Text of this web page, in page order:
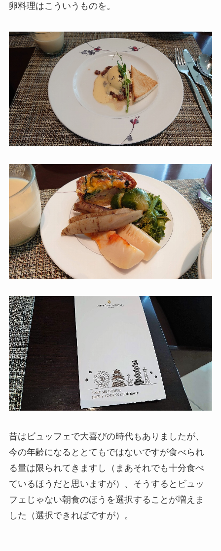
卵料理はこういうものを。
昔はビュッフェで大喜びの時代もありましたが、
今の年齢になるととてもではないですが食べられ
る量は限られてきますし（まあそれでも十分食べ
ているほうだと思いますが）、そうするとビュッ
フェじゃない朝食のほうを選択することが増えま
した（選択できればですが）。